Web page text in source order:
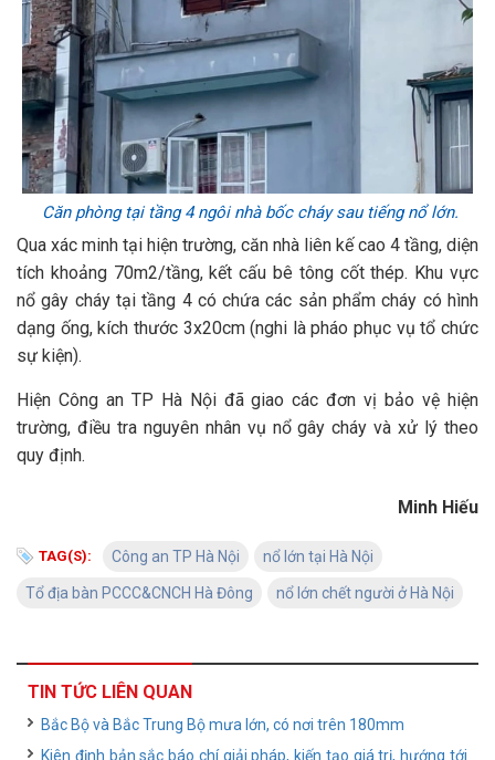
Căn phòng tại tầng 4 ngôi nhà bốc cháy sau tiếng nổ lớn.
Qua xác minh tại hiện trường, căn nhà liên kế cao 4 tầng, diện
tích khoảng 70m2/tầng, kết cấu bê tông cốt thép. Khu vực
nổ gây cháy tại tầng 4 có chứa các sản phẩm cháy có hình
dạng ống, kích thước 3x20cm (nghi là pháo phục vụ tổ chức
sự kiện).
Hiện Công an TP Hà Nội đã giao các đơn vị bảo vệ hiện
trường, điều tra nguyên nhân vụ nổ gây cháy và xử lý theo
quy định.
Minh Hiếu
TAG(S): Công an TP Hà Nội nổ lớn tại Hà Nội
Tổ địa bàn PCCC&CNCH Hà Đông nổ lớn chết người ở Hà Nội
TIN TỨC LIÊN QUAN
Bắc Bộ và Bắc Trung Bộ mưa lớn, có nơi trên 180mm
Kiên định bản sắc báo chí giải pháp, kiến tạo giá trị, hướng tới